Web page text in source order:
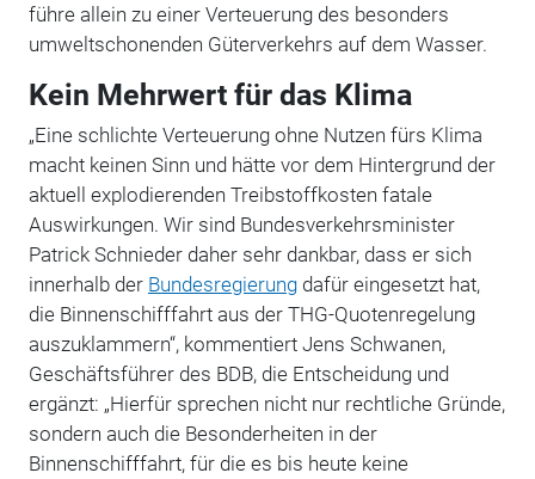
führe allein zu einer Verteuerung des besonders
umweltschonenden Güterverkehrs auf dem Wasser.
Kein Mehrwert für das Klima
„Eine schlichte Verteuerung ohne Nutzen fürs Klima
macht keinen Sinn und hätte vor dem Hintergrund der
aktuell explodierenden Treibstoffkosten fatale
Auswirkungen. Wir sind Bundesverkehrsminister
Patrick Schnieder daher sehr dankbar, dass er sich
innerhalb der Bundesregierungdafür eingesetzt hat,
die Binnenschifffahrt aus der THG-Quotenregelung
auszuklammern“, kommentiert Jens Schwanen,
Geschäftsführer des BDB, die Entscheidung und
ergänzt: „Hierfür sprechen nicht nur rechtliche Gründe,
sondern auch die Besonderheiten in der
Binnenschifffahrt, für die es bis heute keine